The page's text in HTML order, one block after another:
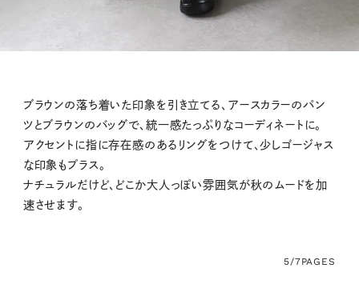
ブラウンの落ち着いた印象を引き立てる、アースカラーのパン
ツとブラウンのバッグで、統一感たっぷりなコーディネートに。
アクセントに指に存在感のあるリングをつけて、少しゴージャス
な印象もプラス。
ナチュラルだけど、どこか大人っぽい雰囲気が秋のムードを加
速させます。
5/7PAGES